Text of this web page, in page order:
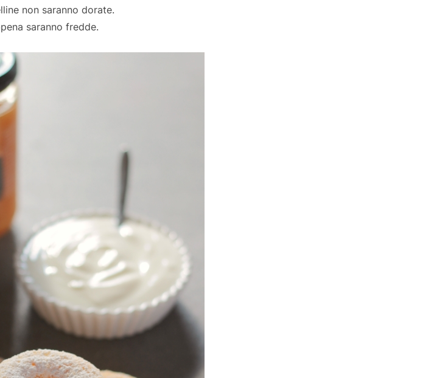
non saranno dorate.
saranno fredde.